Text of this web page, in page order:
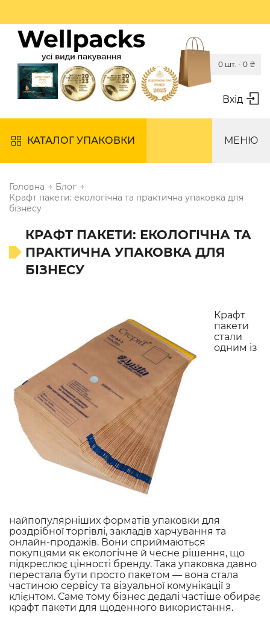
Вхід
0 шт. - 0 ₴
КАТАЛОГ УПАКОВКИ МЕНЮ
Головна → Блог →
Крафт пакети: екологічна та практична упаковка для
бізнесу
КРАФТ ПАКЕТИ: ЕКОЛОГІЧНА ТА
ПРАКТИЧНА УПАКОВКА ДЛЯ
БІЗНЕСУ
Крафт
пакети
стали
одним із
найпопулярніших форматів упаковки для
роздрібної торгівлі, закладів харчування та
онлайн-продажів. Вони сприймаються
покупцями як екологічне й чесне рішення, що
підкреслює цінності бренду. Така упаковка давно
перестала бути просто пакетом — вона стала
частиною сервісу та візуальної комунікації з
клієнтом. Саме тому бізнес дедалі частіше обирає
крафт пакети для щоденного використання.